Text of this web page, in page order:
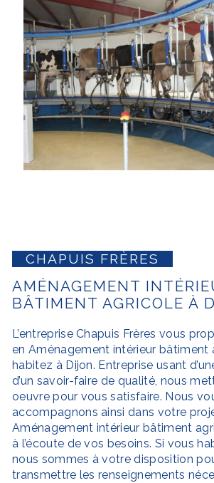
CHAPUIS FRÈRES
AMÉNAGEMENT INTÉRIEUR
BÂTIMENT AGRICOLE À
L’entrepriseChapuis Frères vous
en Aménagement intérieur bâtiment
habitez à Dijon. Entreprise usant
d’un savoir-faire de qualité, nous
oeuvre pour vous satisfaire. Nous
accompagnons ainsi dans votre
Aménagement intérieur bâtiment
à l’écoute de vos besoins. Si vous
nous sommes à votre disposition
transmettre les renseignements